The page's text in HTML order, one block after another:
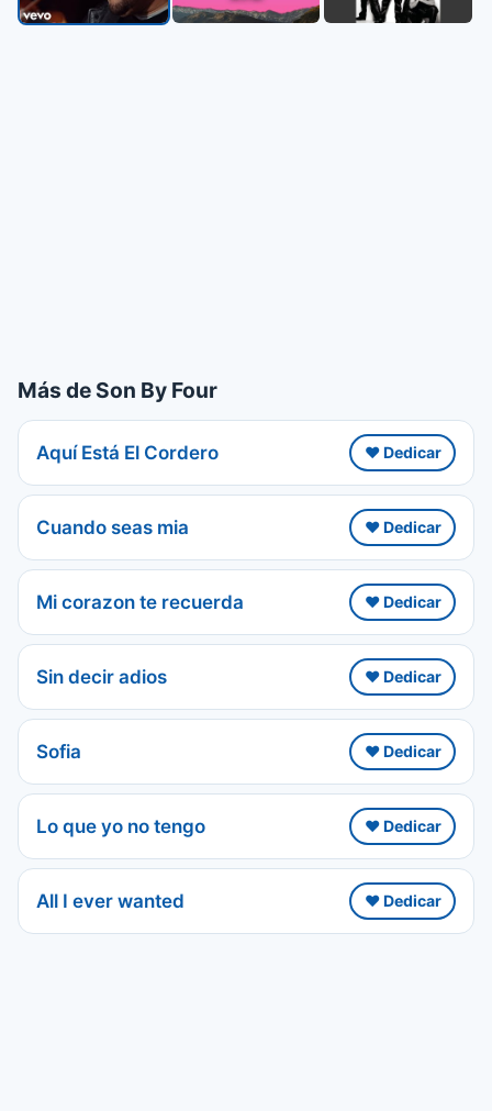
Más de Son By Four
Aquí Está El Cordero ❤️ Dedicar
Cuando seas mia ❤️ Dedicar
Mi corazon te recuerda ❤️ Dedicar
Sin decir adios ❤️ Dedicar
Sofia ❤️ Dedicar
Lo que yo no tengo ❤️ Dedicar
All I ever wanted ❤️ Dedicar